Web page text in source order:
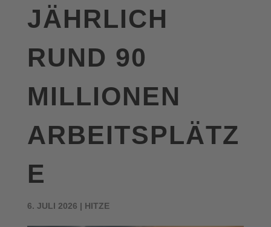
JÄHRLICH
RUND 90
MILLIONEN
ARBEITSPLÄTZ
E
6. JULI 2026 | HITZE